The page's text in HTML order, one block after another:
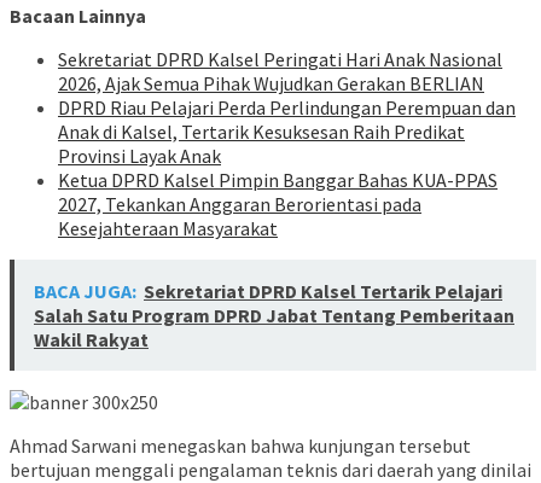
Bacaan Lainnya
Sekretariat DPRD Kalsel Peringati Hari Anak Nasional
2026, Ajak Semua Pihak Wujudkan Gerakan BERLIAN
DPRD Riau Pelajari Perda Perlindungan Perempuan dan
Anak di Kalsel, Tertarik Kesuksesan Raih Predikat
Provinsi Layak Anak
Ketua DPRD Kalsel Pimpin Banggar Bahas KUA-PPAS
2027, Tekankan Anggaran Berorientasi pada
Kesejahteraan Masyarakat
BACA JUGA: Sekretariat DPRD Kalsel Tertarik Pelajari
Salah Satu Program DPRD Jabat Tentang Pemberitaan
Wakil Rakyat
Ahmad Sarwani menegaskan bahwa kunjungan tersebut
bertujuan menggali pengalaman teknis dari daerah yang dinilai